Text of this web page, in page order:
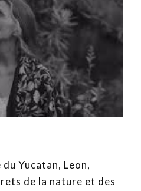
Yucatan, Leon,
de la nature et des